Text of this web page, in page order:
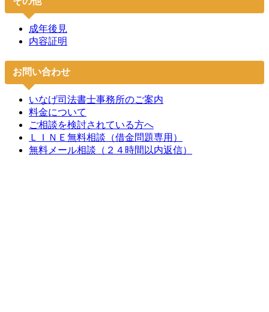
成年後見
内容証明
お問い合わせ
いなげ司法書士事務所のご案内
料金について
ご相談を検討されている方へ
ＬＩＮＥ無料相談（借金問題専用）
無料メール相談（２４時間以内返信）